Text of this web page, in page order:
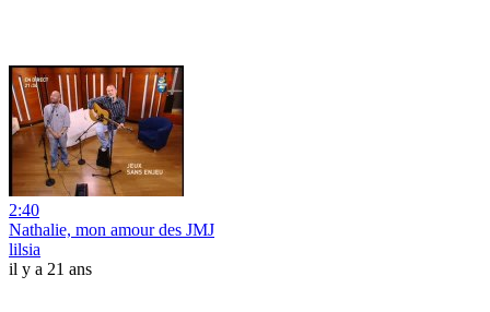
2:40
Nathalie, mon amour des JMJ
lilsia
il y a 21 ans